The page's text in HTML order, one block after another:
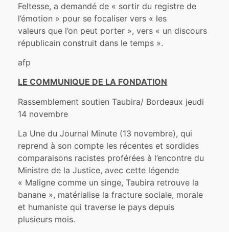
Feltesse, a demandé de « sortir du registre de
l’émotion » pour se focaliser vers « les
valeurs que l’on peut porter », vers « un discours
républicain construit dans le temps ».
afp
LE COMMUNIQUE DE LA FONDATION
Rassemblement soutien Taubira/ Bordeaux jeudi
14 novembre
La Une du Journal Minute (13 novembre), qui
reprend à son compte les récentes et sordides
comparaisons racistes proférées à l’encontre du
Ministre de la Justice, avec cette légende
« Maligne comme un singe, Taubira retrouve la
banane », matérialise la fracture sociale, morale
et humaniste qui traverse le pays depuis
plusieurs mois.